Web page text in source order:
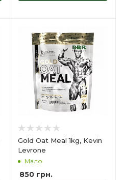
Gold Oat Meal 1kg, Kevin
Levrone
Мало
850грн.